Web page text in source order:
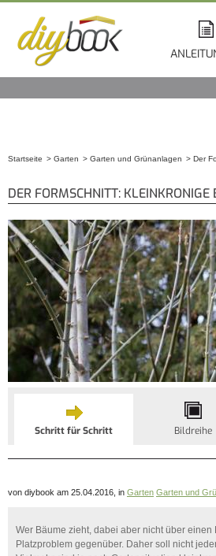
Startseite Garten Garten und Grünanlagen Der
DER FORMSCHNITT:
Schritt für Schritt Bildreihe
von diybook am 25.04.2016, in Garten Garten und
Wer Bäume zieht, dabei aber nicht über
Platzproblem gegenüber. Daher soll nicht